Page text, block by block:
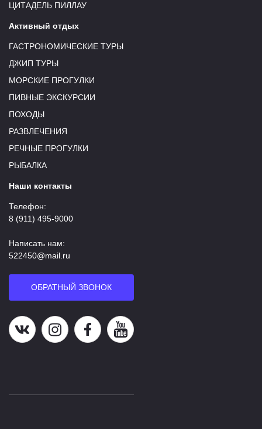
ЦИТАДЕЛЬ ПИЛЛАУ
Активный отдых
ГАСТРОНОМИЧЕСКИЕ ТУРЫ
ДЖИП ТУРЫ
МОРСКИЕ ПРОГУЛКИ
ПИВНЫЕ ЭКСКУРСИИ
ПОХОДЫ
РАЗВЛЕЧЕНИЯ
РЕЧНЫЕ ПРОГУЛКИ
РЫБАЛКА
Наши контакты
Телефон:
8 (911) 495-9000
Написать нам:
522450@mail.ru
ОБРАТНЫЙ ЗВОНОК
Наша группа в ВКНаша страница в Instagram
Наша группа в Facebook
Наш канал на YouTube